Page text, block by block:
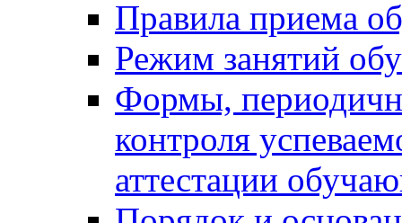
Правила приема
Режим занятий
Формы,
контроля
аттестации